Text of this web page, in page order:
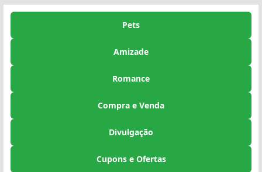
Pets
Amizade
Romance
Compra e Venda
Divulgação
Cupons e Ofertas